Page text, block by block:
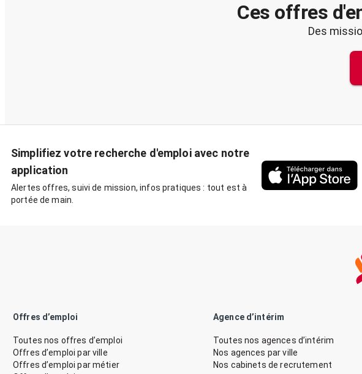
Ces offres
Des
Simplifiez votre recherche d'emploi avec notre
application
Alertes offres, suivi de mission, infos pratiques : tout est à
portée de main.
Offres d’emploi
Toutes nos offres d’emploi
Offres d’emploi par ville
Offres d’emploi par métier
Agence d’intérim
Toutes nos agences d’intérim
Nos agences par ville
Nos cabinets de recrutement